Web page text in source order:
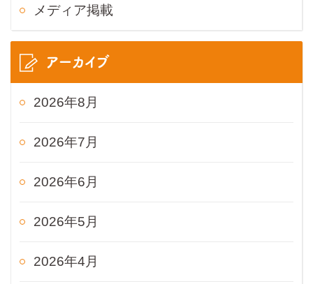
メディア掲載
アーカイブ
2026年8月
2026年7月
2026年6月
2026年5月
2026年4月